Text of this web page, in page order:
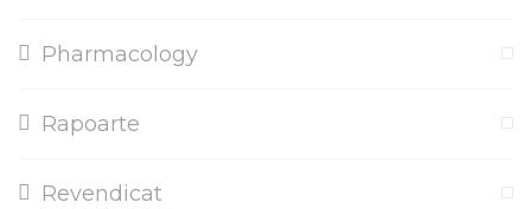
Pharmacology
Rapoarte
Revendicat